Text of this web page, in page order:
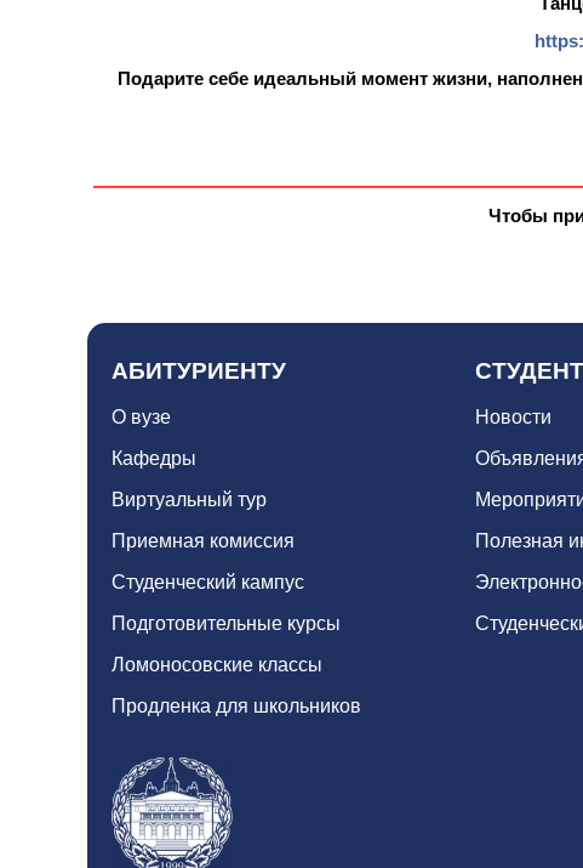
Подарите себе идеальный момент жизни,
Чтобы
АБИТУРИЕНТУ
О вузе
Кафедры
Виртуальный тур
Приемная комиссия
Студенческий кампус
Подготовительные курсы
Ломоносовские классы
Продленка для школьников
Новости
Полезная